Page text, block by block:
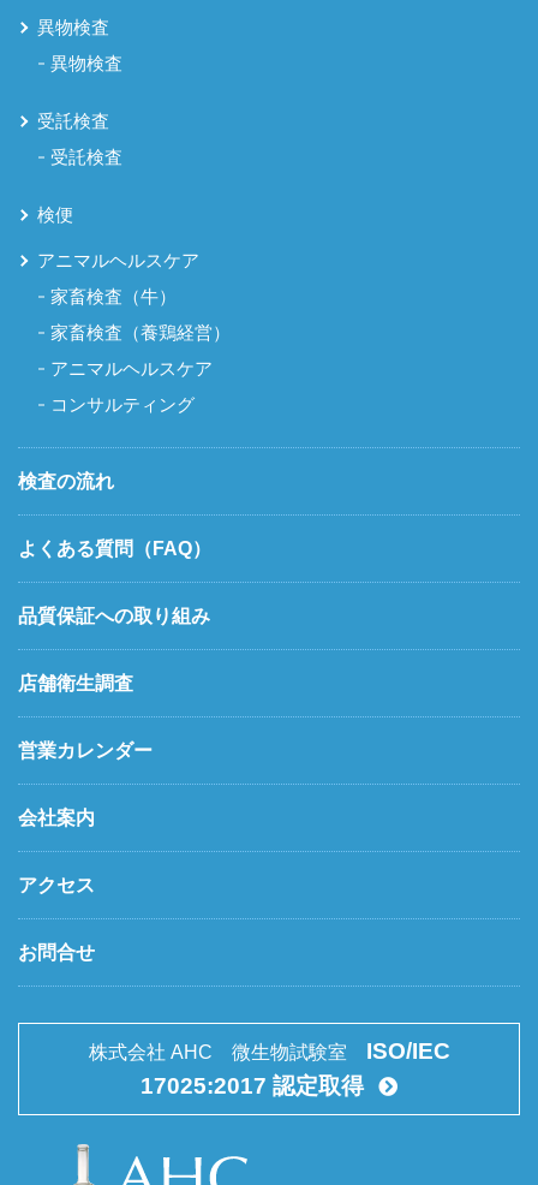
異物検査
異物検査
受託検査
受託検査
検便
アニマルヘルスケア
家畜検査（牛）
家畜検査（養鶏経営）
アニマルヘルスケア
コンサルティング
検査の流れ
よくある質問（FAQ）
品質保証への取り組み
店舗衛生調査
営業カレンダー
会社案内
アクセス
お問合せ
株式会社 AHC 微生物試験室 ISO/IEC
17025:2017 認定取得